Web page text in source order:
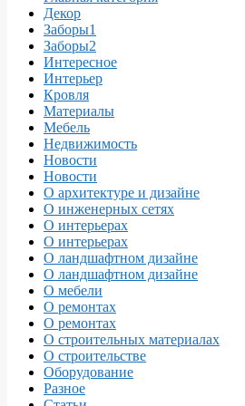
Декор
Заборы1
Заборы2
Интересное
Интерьер
Кровля
Материалы
Мебель
Недвижимость
Новости
Новости
О архитектуре и дизайне
О инженерных сетях
О интерьерах
О интерьерах
О ландшафтном дизайне
О ландшафтном дизайне
О мебели
О ремонтах
О ремонтах
О строительных материалах
О строительстве
Оборудование
Разное